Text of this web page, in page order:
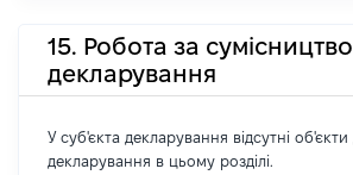
15. Робота за
декларування
У суб'єкта декларування відсутні об'єкти
декларування в цьому розділі.